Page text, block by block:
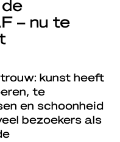
– nu te
kunst heeft
te
en schoonheid
bezoekers als